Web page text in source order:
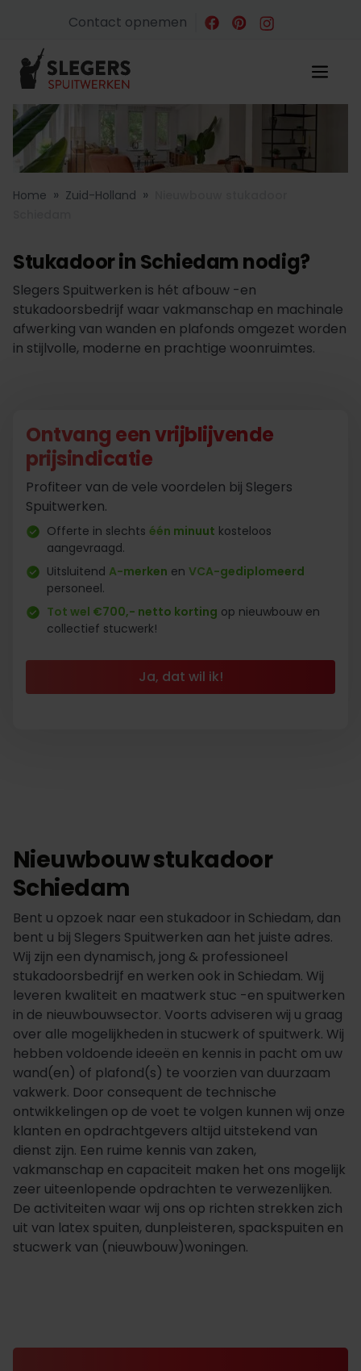
Contact opnemen
Home » Zuid-Holland »
Stukadoor in Schiedam nodig?
Slegers Spuitwerken is hét afbouw -en
stukadoorsbedrijf waar vakmanschap en machinale
afwerking van wanden en plafonds omgezet worden
in stijlvolle, moderne en prachtige woonruimtes.
Ontvang een vrijblijvende
prijsindicatie
Profiteer van de vele voordelen bij Slegers
Spuitwerken.
Offerte in slechts één minuut kosteloos
aangevraagd.
Uitsluitend A-merken en VCA-gediplomeerd
personeel.
Tot wel €700,- netto korting op nieuwbouw en
collectief stucwerk!
Ja, dat wil ik!
Nieuwbouw stukadoor
Schiedam
Bent u opzoek naar een stukadoor in Schiedam, dan
bent u bij Slegers Spuitwerken aan het juiste adres.
Wij zijn een dynamisch, jong & professioneel
stukadoorsbedrijf en werken ook in Schiedam. Wij
leveren kwaliteit en maatwerk stuc -en spuitwerken
in de nieuwbouwsector. Voorts adviseren wij u graag
over alle mogelijkheden in stucwerk of spuitwerk. Wij
hebben voldoende ideeën en kennis in pacht om uw
wand(en) of plafond(s) te voorzien van duurzaam
vakwerk. Door consequent de technische
ontwikkelingen op de voet te volgen kunnen wij onze
klanten en opdrachtgevers altijd uitstekend van
dienst zijn. Een ruime kennis van zaken,
vakmanschap en capaciteit maken het ons mogelijk
zeer uiteenlopende opdrachten te verwezenlijken.
De activiteiten waar wij ons op richten strekken zich
uit van latex spuiten, dunpleisteren, spackspuiten en
stucwerk van (nieuwbouw)woningen.